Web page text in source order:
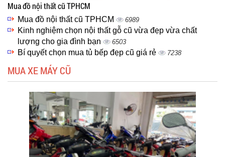
Mua đồ nội thất cũ TPHCM
Mua đồ nội thất cũ TPHCM 6989
Kinh nghiệm chọn nội thất gỗ cũ vừa đẹp vừa chất
lượng cho gia đình bạn
6503
Bí quyết chọn mua tủ bếp đẹp cũ giá rẻ 7238
MUA XE MÁY CŨ